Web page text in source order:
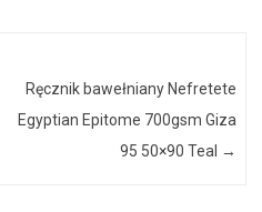
Ręcznik bawełniany Nefretete
Egyptian Epitome 700gsm Giza
95 50×90 Teal →